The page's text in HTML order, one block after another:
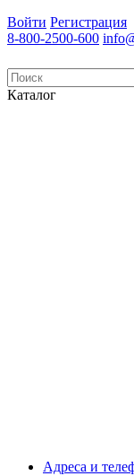
Войти Регистрация
8-800-2500-600
Каталог
Адреса и